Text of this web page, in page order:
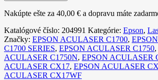
Nakúpte ešte za 40,00 € a dopravu máte
Katalógové číslo: 204991 Kategórie: Epson,
Značky: EPSON ACULASER C1700,
C1700 SERIES, EPSON ACULASER C1750,
ACULASER C1750N, EPSON ACULASER
ACULASER CX17, EPSON ACULASER
ACULASER CX17WF